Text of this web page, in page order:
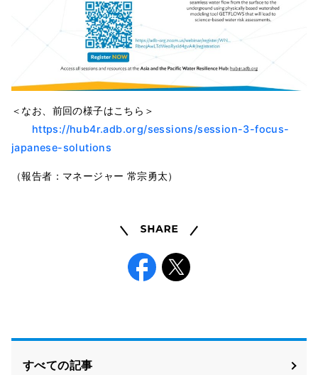
＜なお、前回の様子はこちら＞
https://hub4r.adb.org/sessions/session-3-focus-
japanese-solutions
（報告者：マネージャー 常宗勇太）
Share
すべての記事